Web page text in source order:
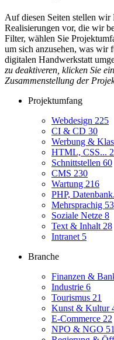
Auf diesen Seiten stellen
Realisierungen vor, die wir
Filter, wählen Sie
um sich anzusehen, was wir
digitalen Handwerkstatt
zu deaktiveren, klicken Sie
Zusammenstellung der
Projektumfang
Webdesign 225
CI & CD 30
Werbung &
HTML, CSS...
Schnittstellen 60
CMS 230
Wartung 216
PHP,
Mehrsprachig 53
Soziale Netze 8
Text & Inhalt 28
Intranet 5
Branche
Finanzen &
Industrie 6
Tourismus 21
Kunst & Kultur
E-Commerce 22
NPO & NGO 51